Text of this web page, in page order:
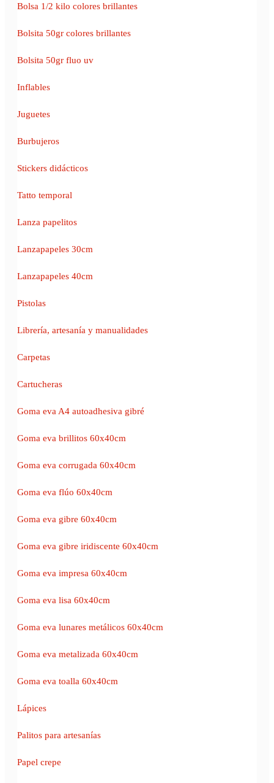
Bolsa 1/2 kilo colores brillantes
Bolsita 50gr colores brillantes
Bolsita 50gr fluo uv
Inflables
Juguetes
Burbujeros
Stickers didácticos
Tatto temporal
Lanza papelitos
Lanzapapeles 30cm
Lanzapapeles 40cm
Pistolas
Librería, artesanía y manualidades
Carpetas
Cartucheras
Goma eva A4 autoadhesiva gibré
Goma eva brillitos 60x40cm
Goma eva corrugada 60x40cm
Goma eva flúo 60x40cm
Goma eva gibre 60x40cm
Goma eva gibre iridiscente 60x40cm
Goma eva impresa 60x40cm
Goma eva lisa 60x40cm
Goma eva lunares metálicos 60x40cm
Goma eva metalizada 60x40cm
Goma eva toalla 60x40cm
Lápices
Palitos para artesanías
Papel crepe